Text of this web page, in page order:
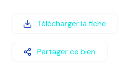
étudiantes
Télécharger la fiche
Partager ce bien